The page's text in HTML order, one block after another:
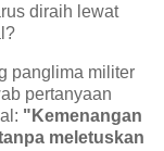
diraih lewat
panglima militer
pertanyaan
"Kemenangan
meletuskan